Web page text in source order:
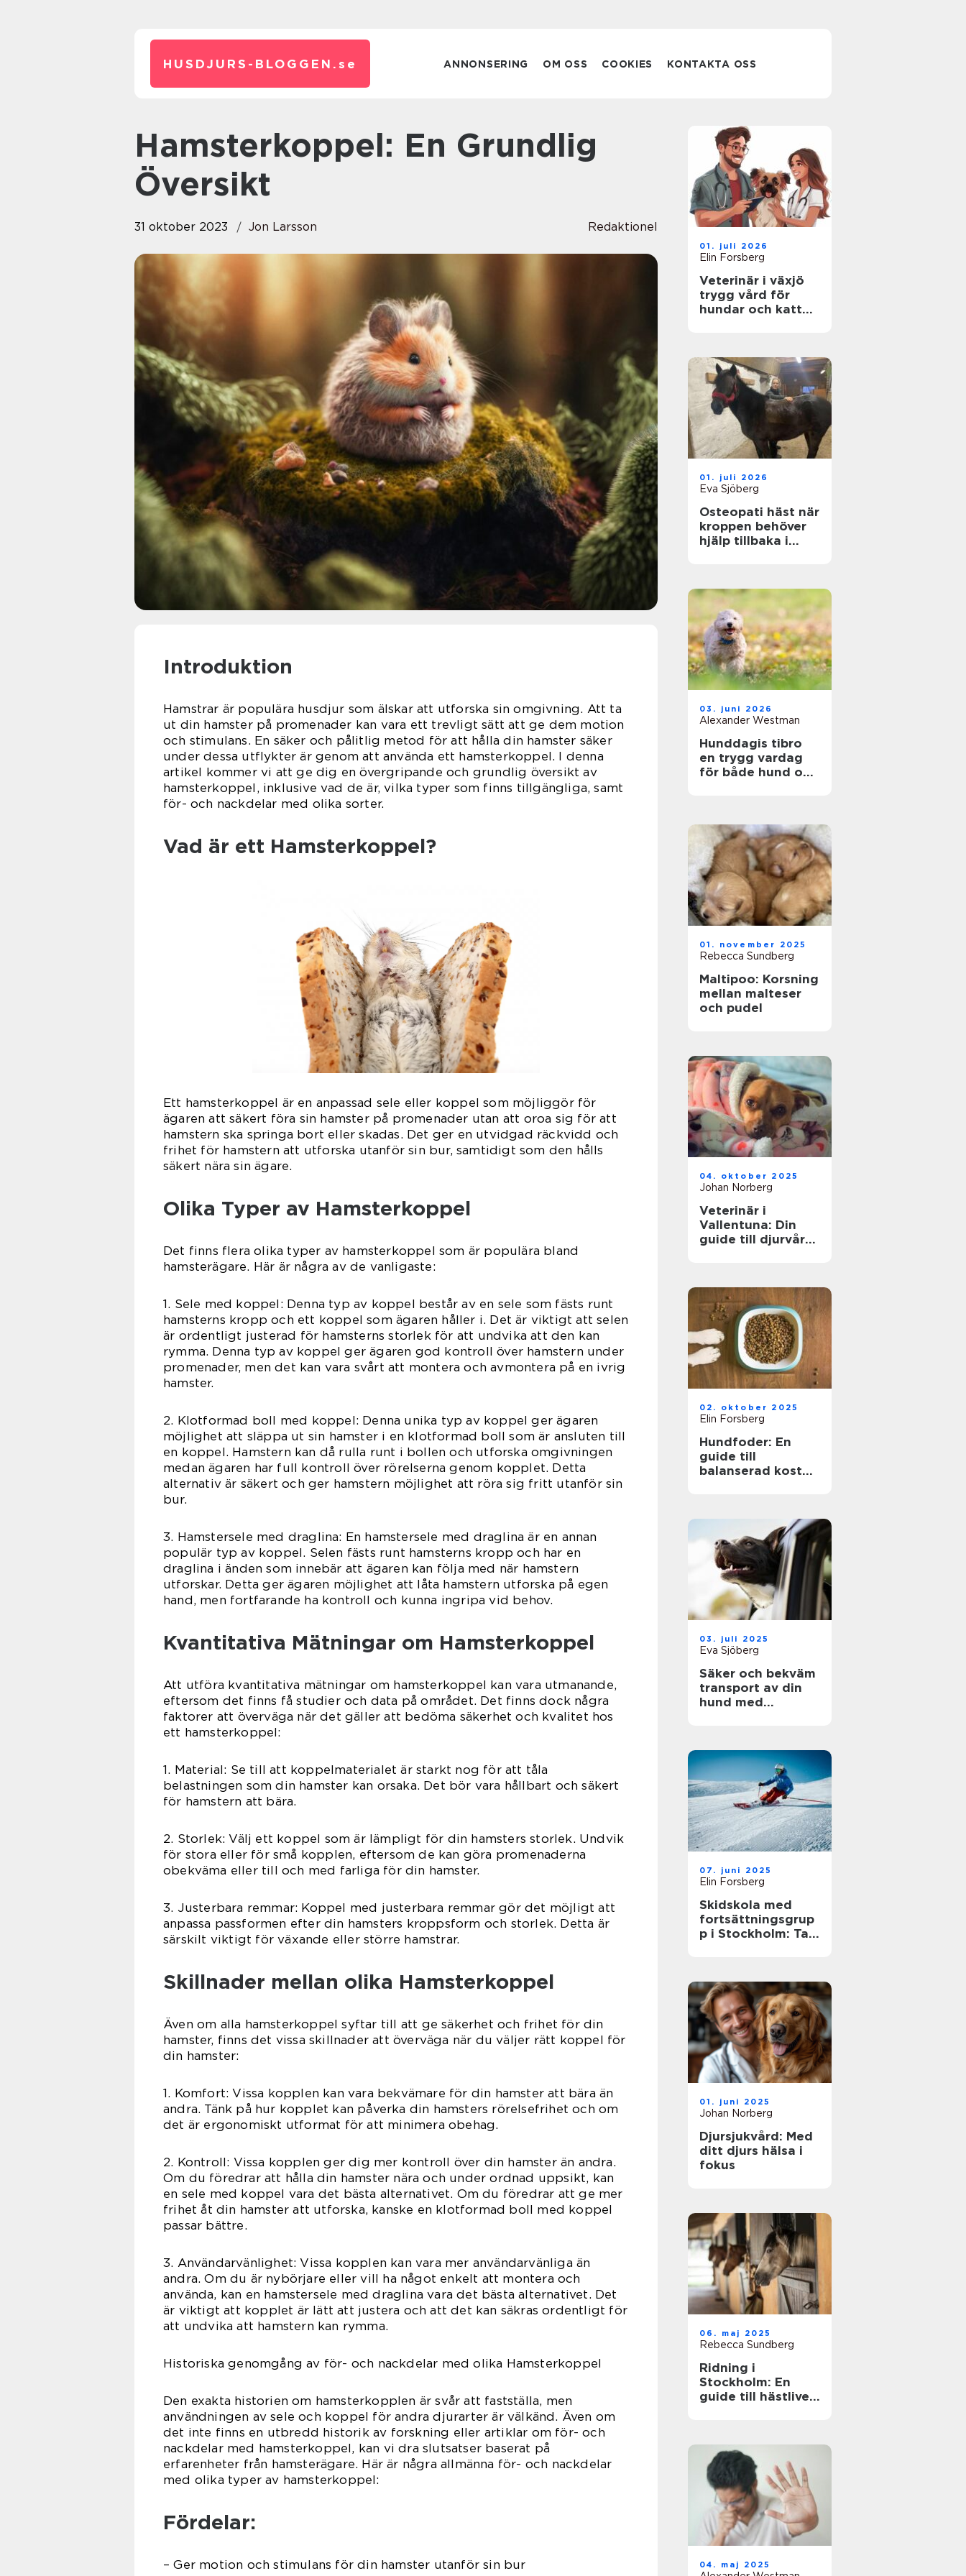
HUSDJURS-BLOGGEN. se ANNONSERING OM OSS COOKIES KONTAKTA OSS
Hamsterkoppel: En Grundlig
Översikt
31 oktober 2023 Jon Larsson Redaktionel
Introduktion
Hamstrar är populära husdjur som älskar att utforska sin omgivning. Att ta
ut din hamster på promenader kan vara ett trevligt sätt att ge dem motion
och stimulans. En säker och pålitlig metod för att hålla din hamster säker
under dessa utflykter är genom att använda ett hamsterkoppel. I denna
artikel kommer vi att ge dig en övergripande och grundlig översikt av
hamsterkoppel, inklusive vad de är, vilka typer som finns tillgängliga, samt
för- och nackdelar med olika sorter.
Vad är ett Hamsterkoppel?
Ett hamsterkoppel är en anpassad sele eller koppel som möjliggör för
ägaren att säkert föra sin hamster på promenader utan att oroa sig för att
hamstern ska springa bort eller skadas. Det ger en utvidgad räckvidd och
frihet för hamstern att utforska utanför sin bur, samtidigt som den hålls
säkert nära sin ägare.
Olika Typer av Hamsterkoppel
Det finns flera olika typer av hamsterkoppel som är populära bland
hamsterägare. Här är några av de vanligaste:
1. Sele med koppel: Denna typ av koppel består av en sele som fästs runt
hamsterns kropp och ett koppel som ägaren håller i. Det är viktigt att selen
är ordentligt justerad för hamsterns storlek för att undvika att den kan
rymma. Denna typ av koppel ger ägaren god kontroll över hamstern under
promenader, men det kan vara svårt att montera och avmontera på en ivrig
hamster.
2. Klotformad boll med koppel: Denna unika typ av koppel ger ägaren
möjlighet att släppa ut sin hamster i en klotformad boll som är ansluten till
en koppel. Hamstern kan då rulla runt i bollen och utforska omgivningen
medan ägaren har full kontroll över rörelserna genom kopplet. Detta
alternativ är säkert och ger hamstern möjlighet att röra sig fritt utanför sin
bur.
3. Hamstersele med draglina: En hamstersele med draglina är en annan
populär typ av koppel. Selen fästs runt hamsterns kropp och har en
draglina i änden som innebär att ägaren kan följa med när hamstern
utforskar. Detta ger ägaren möjlighet att låta hamstern utforska på egen
hand, men fortfarande ha kontroll och kunna ingripa vid behov.
Kvantitativa Mätningar om Hamsterkoppel
Att utföra kvantitativa mätningar om hamsterkoppel kan vara utmanande,
eftersom det finns få studier och data på området. Det finns dock några
faktorer att överväga när det gäller att bedöma säkerhet och kvalitet hos
ett hamsterkoppel:
1. Material: Se till att koppelmaterialet är starkt nog för att tåla
belastningen som din hamster kan orsaka. Det bör vara hållbart och säkert
för hamstern att bära.
2. Storlek: Välj ett koppel som är lämpligt för din hamsters storlek. Undvik
för stora eller för små kopplen, eftersom de kan göra promenaderna
obekväma eller till och med farliga för din hamster.
3. Justerbara remmar: Koppel med justerbara remmar gör det möjligt att
anpassa passformen efter din hamsters kroppsform och storlek. Detta är
särskilt viktigt för växande eller större hamstrar.
Skillnader mellan olika Hamsterkoppel
Även om alla hamsterkoppel syftar till att ge säkerhet och frihet för din
hamster, finns det vissa skillnader att överväga när du väljer rätt koppel för
din hamster:
1. Komfort: Vissa kopplen kan vara bekvämare för din hamster att bära än
andra. Tänk på hur kopplet kan påverka din hamsters rörelsefrihet och om
det är ergonomiskt utformat för att minimera obehag.
2. Kontroll: Vissa kopplen ger dig mer kontroll över din hamster än andra.
Om du föredrar att hålla din hamster nära och under ordnad uppsikt, kan
en sele med koppel vara det bästa alternativet. Om du föredrar att ge mer
frihet åt din hamster att utforska, kanske en klotformad boll med koppel
passar bättre.
3. Användarvänlighet: Vissa kopplen kan vara mer användarvänliga än
andra. Om du är nybörjare eller vill ha något enkelt att montera och
använda, kan en hamstersele med draglina vara det bästa alternativet. Det
är viktigt att kopplet är lätt att justera och att det kan säkras ordentligt för
att undvika att hamstern kan rymma.
Historiska genomgång av för- och nackdelar med olika Hamsterkoppel
Den exakta historien om hamsterkopplen är svår att fastställa, men
användningen av sele och koppel för andra djurarter är välkänd. Även om
det inte finns en utbredd historik av forskning eller artiklar om för- och
nackdelar med hamsterkoppel, kan vi dra slutsatser baserat på
erfarenheter från hamsterägare. Här är några allmänna för- och nackdelar
med olika typer av hamsterkoppel:
Fördelar:
– Ger motion och stimulans för din hamster utanför sin bur
01. juli 2026
Elin Forsberg
Veterinär i växjö
trygg vård för
hundar och katter
01. juli 2026
Eva Sjöberg
Osteopati häst när
kroppen behöver
hjälp tillbaka i
03. juni 2026
Alexander Westman
Hunddagis tibro
en trygg vardag
för både hund och
01. november 2025
Rebecca Sundberg
Maltipoo: Korsning
mellan malteser
och pudel
04. oktober 2025
Johan Norberg
Veterinär i
Vallentuna: Din
guide till djurvård
02. oktober 2025
Elin Forsberg
Hundfoder: En
guide till
balanserad kost
03. juli 2025
Eva Sjöberg
Säker och bekväm
transport av din
hund med
07. juni 2025
Elin Forsberg
Skidskola med
fortsättningsgrup
p i Stockholm: Ta
01. juni 2025
Johan Norberg
Djursjukvård: Med
ditt djurs hälsa i
fokus
06. maj 2025
Rebecca Sundberg
Ridning i
Stockholm: En
guide till hästlivet
04. maj 2025